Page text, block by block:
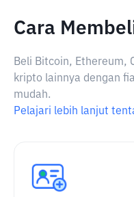
Cara
Beli Bitcoin, Ethereum,
kripto lainnya dengan
mudah.
Pelajari lebih lanjut